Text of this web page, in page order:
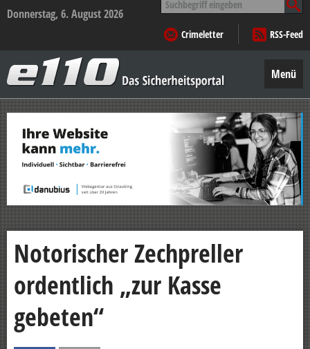
Donnerstag, 6. August 2026
nach:
Crimeletter
RSS-Feed
–
Das
Sicherheitsportal
Menü
Zum
Inhalt
springen
Notorischer Zechpreller
ordentlich „zur Kasse
gebeten“